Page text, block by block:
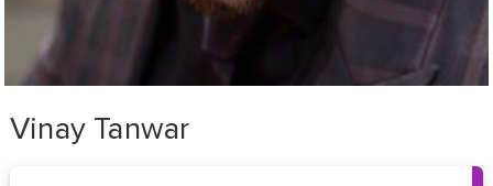
Vinay Tanwar